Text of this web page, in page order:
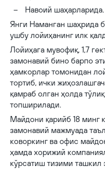
Навоий шаҳарларида.
Янги Наманган шаҳрида
ушбу лойиҳанинг илк
Лойиҳага мувофиқ, 1,7
замонавий бино барпо
ҳамкорлар томонидан
тортиб, ички
қамраб олган ҳолда
топширилади.
Майдони қарийб 18 минг
замонавий мажмуада
коворкинг ва офис
ҳамда хорижий
кўрсатиш тизими ташкил